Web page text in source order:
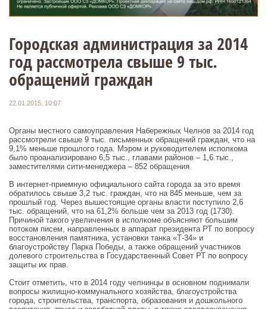
Городская администрация за 2014
год рассмотрела свыше 9 тыс.
обращений граждан
22.01.2015, 10:07
Органы местного самоуправления Набережных Челнов за 2014 год
рассмотрели свыше 9 тыс. письменных обращений граждан, что на
9,1% меньше прошлого года. Мэром и руководителем исполкома
было проанализировано 6,5 тыс., главами районов – 1,6 тыс.,
заместителями сити-менеджера – 852 обращения.
В интернет-приемную официального сайта города за это время
обратилось свыше 3,2 тыс. граждан, что на 845 меньше, чем за
прошлый год. Через вышестоящие органы власти поступило 2,6
тыс. обращений, что на 61,2% больше чем за 2013 год (1730).
Причиной такого увеличения в исполкоме объясняют большим
потоком писем, направленных в аппарат президента РТ по вопросу
восстановления памятника, установки танка «Т-34» и
благоустройству Парка Победы, а также обращений участников
долевого строительства в Государственный Совет РТ по вопросу
защиты их прав.
Стоит отметить, что в 2014 году челнинцы в основном поднимали
вопросы жилищно-коммунального хозяйства, благоустройства
города, строительства, транспорта, образования и дошкольного